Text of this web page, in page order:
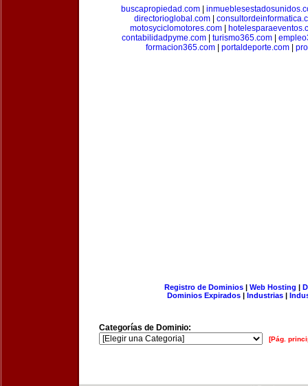
buscapropiedad.com
directorioglobal.com
motosyciclomotores.com|
contabilidadpyme.com| turismo365.com|
formacion365.com| portaldeporte.com|
Registro de Dominios| Web Hosting |
Dominios Expirados | Industrias |
Categorías de Dominio:
[Pág.